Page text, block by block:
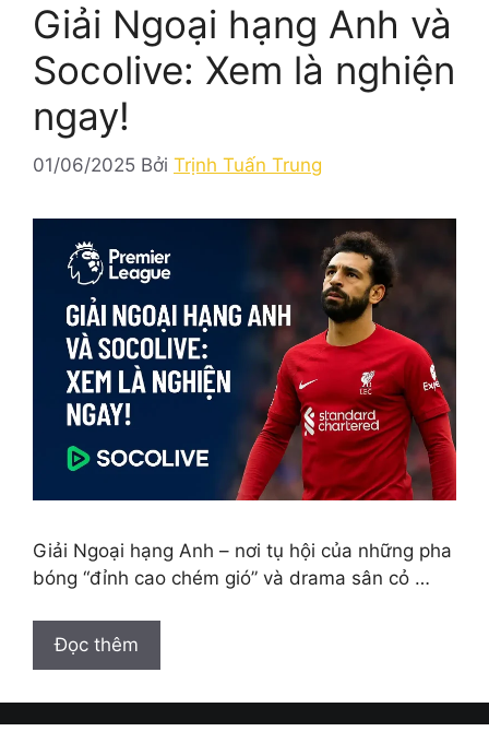
Giải Ngoại hạng Anh và
Socolive: Xem là nghiện
ngay!
01/06/2025 Bởi Trịnh Tuấn Trung
Giải Ngoại hạng Anh – nơi tụ hội của những pha
bóng “đỉnh cao chém gió” và drama sân cỏ …
Đọc thêm